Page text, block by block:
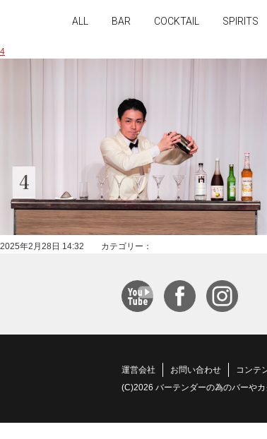
ALL BAR COCKTAIL SPIRITS
4
2025年2月28日 14:32 カテゴリー：
運営会社 お問い合わせ コンテ
(C)2026 バーテンダーの為のバーや